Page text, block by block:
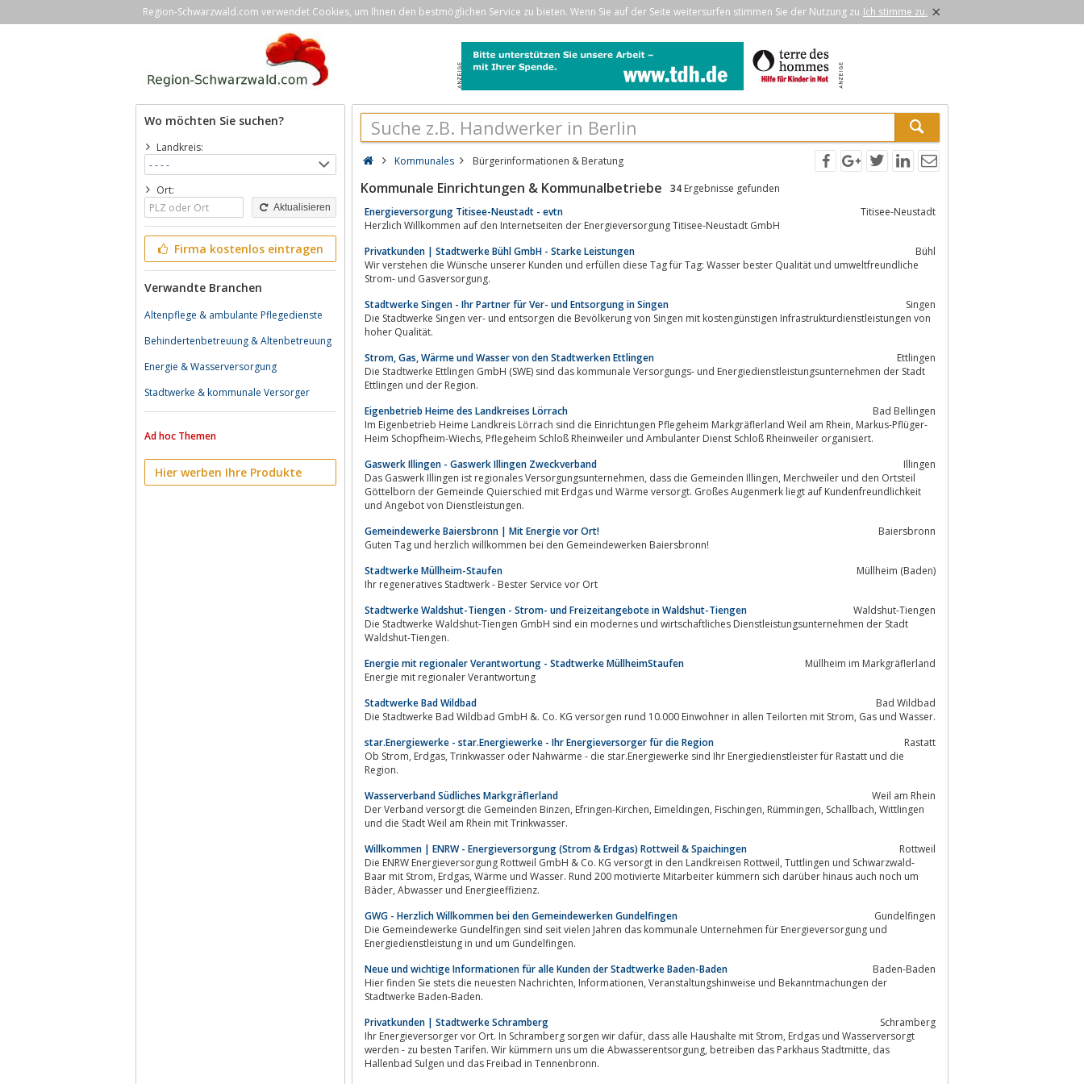
Region-Schwarzwald.com verwendet Cookies, um Ihnen den bestmöglichen Service zu bieten. Wenn Sie auf der Seite weitersurfen stimmen Sie der Nutzung zu.Ich stimme zu. ×
Wo möchten Sie suchen?
Landkreis:
Ort:
Aktualisieren
Firma kostenlos eintragen
Verwandte Branchen
Altenpflege & ambulante Pflegedienste
Behindertenbetreuung & Altenbetreuung
Energie & Wasserversorgung
Stadtwerke & kommunale Versorger
Ad hoc Themen
Hier werben Ihre Produkte
Kommunales Bürgerinformationen & Beratung
Kommunale Einrichtungen & Kommunalbetriebe 34 Ergebnisse gefunden
Energieversorgung Titisee-Neustadt - evtn
Titisee-Neustadt
Herzlich Willkommen auf den Internetseiten der Energieversorgung Titisee-Neustadt GmbH
Privatkunden | Stadtwerke Bühl GmbH - Starke Leistungen
Bühl
Wir verstehen die Wünsche unserer Kunden und erfüllen diese Tag für Tag: Wasser bester Qualität und umweltfreundliche
Strom- und Gasversorgung.
Stadtwerke Singen - Ihr Partner für Ver- und Entsorgung in Singen
Singen
Die Stadtwerke Singen ver- und entsorgen die Bevölkerung von Singen mit kostengünstigen Infrastrukturdienstleistungen von
hoher Qualität.
Strom, Gas, Wärme und Wasser von den Stadtwerken Ettlingen
Ettlingen
Die Stadtwerke Ettlingen GmbH (SWE) sind das kommunale Versorgungs- und Energiedienstleistungsunternehmen der Stadt
Ettlingen und der Region.
Eigenbetrieb Heime des Landkreises Lörrach
Bad Bellingen
Im Eigenbetrieb Heime Landkreis Lörrach sind die Einrichtungen Pflegeheim Markgräflerland Weil am Rhein, Markus-Pflüger-
Heim Schopfheim-Wiechs, Pflegeheim Schloß Rheinweiler und Ambulanter Dienst Schloß Rheinweiler organisiert.
Gaswerk Illingen - Gaswerk Illingen Zweckverband
Illingen
Das Gaswerk Illingen ist regionales Versorgungsunternehmen, dass die Gemeinden Illingen, Merchweiler und den Ortsteil
Göttelborn der Gemeinde Quierschied mit Erdgas und Wärme versorgt. Großes Augenmerk liegt auf Kundenfreundlichkeit
und Angebot von Dienstleistungen.
Gemeindewerke Baiersbronn | Mit Energie vor Ort!
Baiersbronn
Guten Tag und herzlich willkommen bei den Gemeindewerken Baiersbronn!
Stadtwerke Müllheim-Staufen
Müllheim (Baden)
Ihr regeneratives Stadtwerk - Bester Service vor Ort
Stadtwerke Waldshut-Tiengen - Strom- und Freizeitangebote in Waldshut-Tiengen
Waldshut-Tiengen
Die Stadtwerke Waldshut-Tiengen GmbH sind ein modernes und wirtschaftliches Dienstleistungsunternehmen der Stadt
Waldshut-Tiengen.
Energie mit regionaler Verantwortung - Stadtwerke MüllheimStaufen
Müllheim im Markgräflerland
Energie mit regionaler Verantwortung
Stadtwerke Bad Wildbad
Bad Wildbad
Die Stadtwerke Bad Wildbad GmbH &. Co. KG versorgen rund 10.000 Einwohner in allen Teilorten mit Strom, Gas und Wasser.
star.Energiewerke - star.Energiewerke - Ihr Energieversorger für die Region
Rastatt
Ob Strom, Erdgas, Trinkwasser oder Nahwärme - die star.Energiewerke sind Ihr Energiedienstleister für Rastatt und die
Region.
Wasserverband Südliches Markgräflerland
Weil am Rhein
Der Verband versorgt die Gemeinden Binzen, Efringen-Kirchen, Eimeldingen, Fischingen, Rümmingen, Schallbach, Wittlingen
und die Stadt Weil am Rhein mit Trinkwasser.
Willkommen | ENRW - Energieversorgung (Strom & Erdgas) Rottweil & Spaichingen
Rottweil
Die ENRW Energieversorgung Rottweil GmbH & Co. KG versorgt in den Landkreisen Rottweil, Tuttlingen und Schwarzwald-
Baar mit Strom, Erdgas, Wärme und Wasser. Rund 200 motivierte Mitarbeiter kümmern sich darüber hinaus auch noch um
Bäder, Abwasser und Energieeffizienz.
GWG - Herzlich Willkommen bei den Gemeindewerken Gundelfingen
Gundelfingen
Die Gemeindewerke Gundelfingen sind seit vielen Jahren das kommunale Unternehmen für Energieversorgung und
Energiedienstleistung in und um Gundelfingen.
Neue und wichtige Informationen für alle Kunden der Stadtwerke Baden-Baden
Baden-Baden
Hier finden Sie stets die neuesten Nachrichten, Informationen, Veranstaltungshinweise und Bekanntmachungen der
Stadtwerke Baden-Baden.
Privatkunden | Stadtwerke Schramberg
Schram­berg
Ihr Energieversorger vor Ort. In Schramberg sorgen wir dafür, dass alle Haushalte mit Strom, Erdgas und Wasserversorgt
werden - zu besten Tarifen. Wir kümmern uns um die Abwasserentsorgung, betreiben das Parkhaus Stadtmitte, das
Hallenbad Sulgen und das Freibad in Tennenbronn.